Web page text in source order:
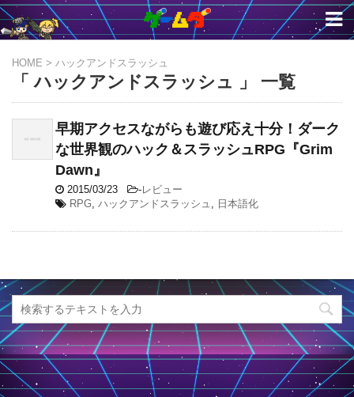
HOME > ハックアンドスラッシュ
「 ハックアンドスラッシュ 」 一覧
早期アクセスながらも遊び応え十分！ダーク
な世界観のハック＆スラッシュRPG『Grim
Dawn』
2015/03/23 -レビュー
RPG, ハックアンドスラッシュ , 日本語化